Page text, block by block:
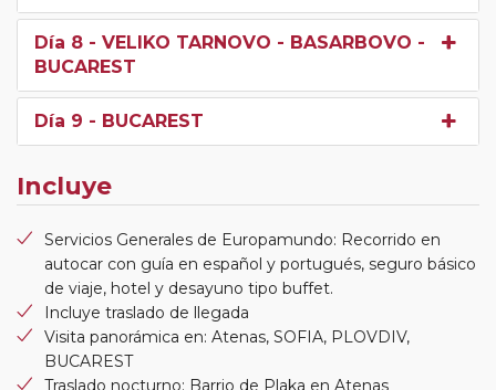
Día 8 - VELIKO TARNOVO - BASARBOVO -
BUCAREST
Día 9 - BUCAREST
Incluye
Servicios Generales de Europamundo: Recorrido en
autocar con guía en español y portugués, seguro básico
de viaje, hotel y desayuno tipo buffet.
Incluye traslado de llegada
Visita panorámica en: Atenas, SOFIA, PLOVDIV,
BUCAREST
Traslado nocturno: Barrio de Plaka en Atenas